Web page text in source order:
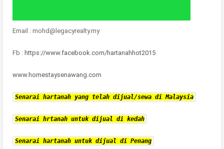
Email : mohd@legacyrealty.my
Fb : https://www.facebook.com/hartanahhot2015
www.homestaysenawang.com
Senarai hartanah yang telah dijual/sewa di Malaysia
Senarai hrtanah untuk dijual di kedah
Senarai hartanah untuk dijual di Penang